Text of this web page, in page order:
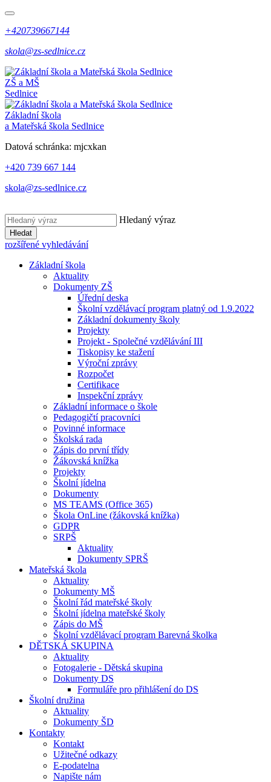
+420739667144
skola@zs-sedlnice.cz
ZŠ a MŠ
Sedlnice
Základní škola
a Mateřská škola Sedlnice
Datová schránka: mjcxkan
+420 739 667 144
skola@zs-sedlnice.cz
Hledaný výraz
Hledat
rozšířené vyhledávání
Základní škola
Aktuality
Dokumenty ZŠ
Úřední deska
Školní vzdělávací program platný od 1.9.2022
Základní dokumenty školy
Projekty
Projekt - Společné vzdělávání III
Tiskopisy ke stažení
Výroční zprávy
Rozpočet
Certifikace
Inspekční zprávy
Základní informace o škole
Pedagogičtí pracovníci
Povinné informace
Školská rada
Zápis do první třídy
Žákovská knížka
Projekty
Školní jídelna
Dokumenty
MS TEAMS (Office 365)
Škola OnLine (žákovská knížka)
GDPR
SRPŠ
Aktuality
Dokumenty SPRŠ
Mateřská škola
Aktuality
Dokumenty MŠ
Školní řád mateřské školy
Školní jídelna mateřské školy
Zápis do MŠ
Školní vzdělávací program Barevná školka
DĚTSKÁ SKUPINA
Aktuality
Fotogalerie - Dětská skupina
Dokumenty DS
Formuláře pro přihlášení do DS
Školní družina
Aktuality
Dokumenty ŠD
Kontakty
Kontakt
Užitečné odkazy
E-podatelna
Napište nám